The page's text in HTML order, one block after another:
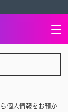
個人情報をお預か